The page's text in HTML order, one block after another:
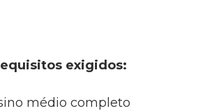
exigidos:
médio completo